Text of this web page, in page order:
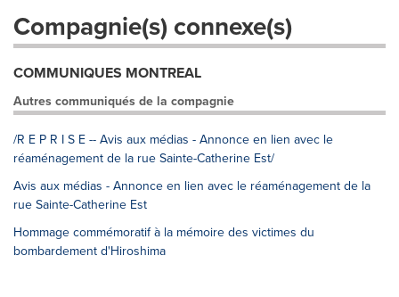
Compagnie(s) connexe(s)
COMMUNIQUES MONTREAL
Autres communiqués de la compagnie
/R E P R I S E -- Avis aux médias - Annonce en lien avec le
réaménagement de la rue Sainte-Catherine Est/
Avis aux médias - Annonce en lien avec le réaménagement de la
rue Sainte-Catherine Est
Hommage commémoratif à la mémoire des victimes du
bombardement d'Hiroshima